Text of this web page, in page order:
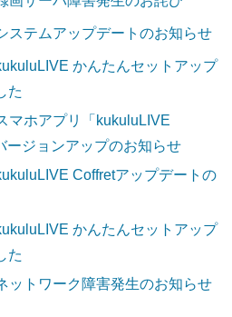
ステムアップデートのお知らせ
かんたんセットアップ
た
マホアプリ「kukuluLIVE
ージョンアップのお知らせ
Coffretアップデートの
かんたんセットアップ
た
ットワーク障害発生のお知らせ